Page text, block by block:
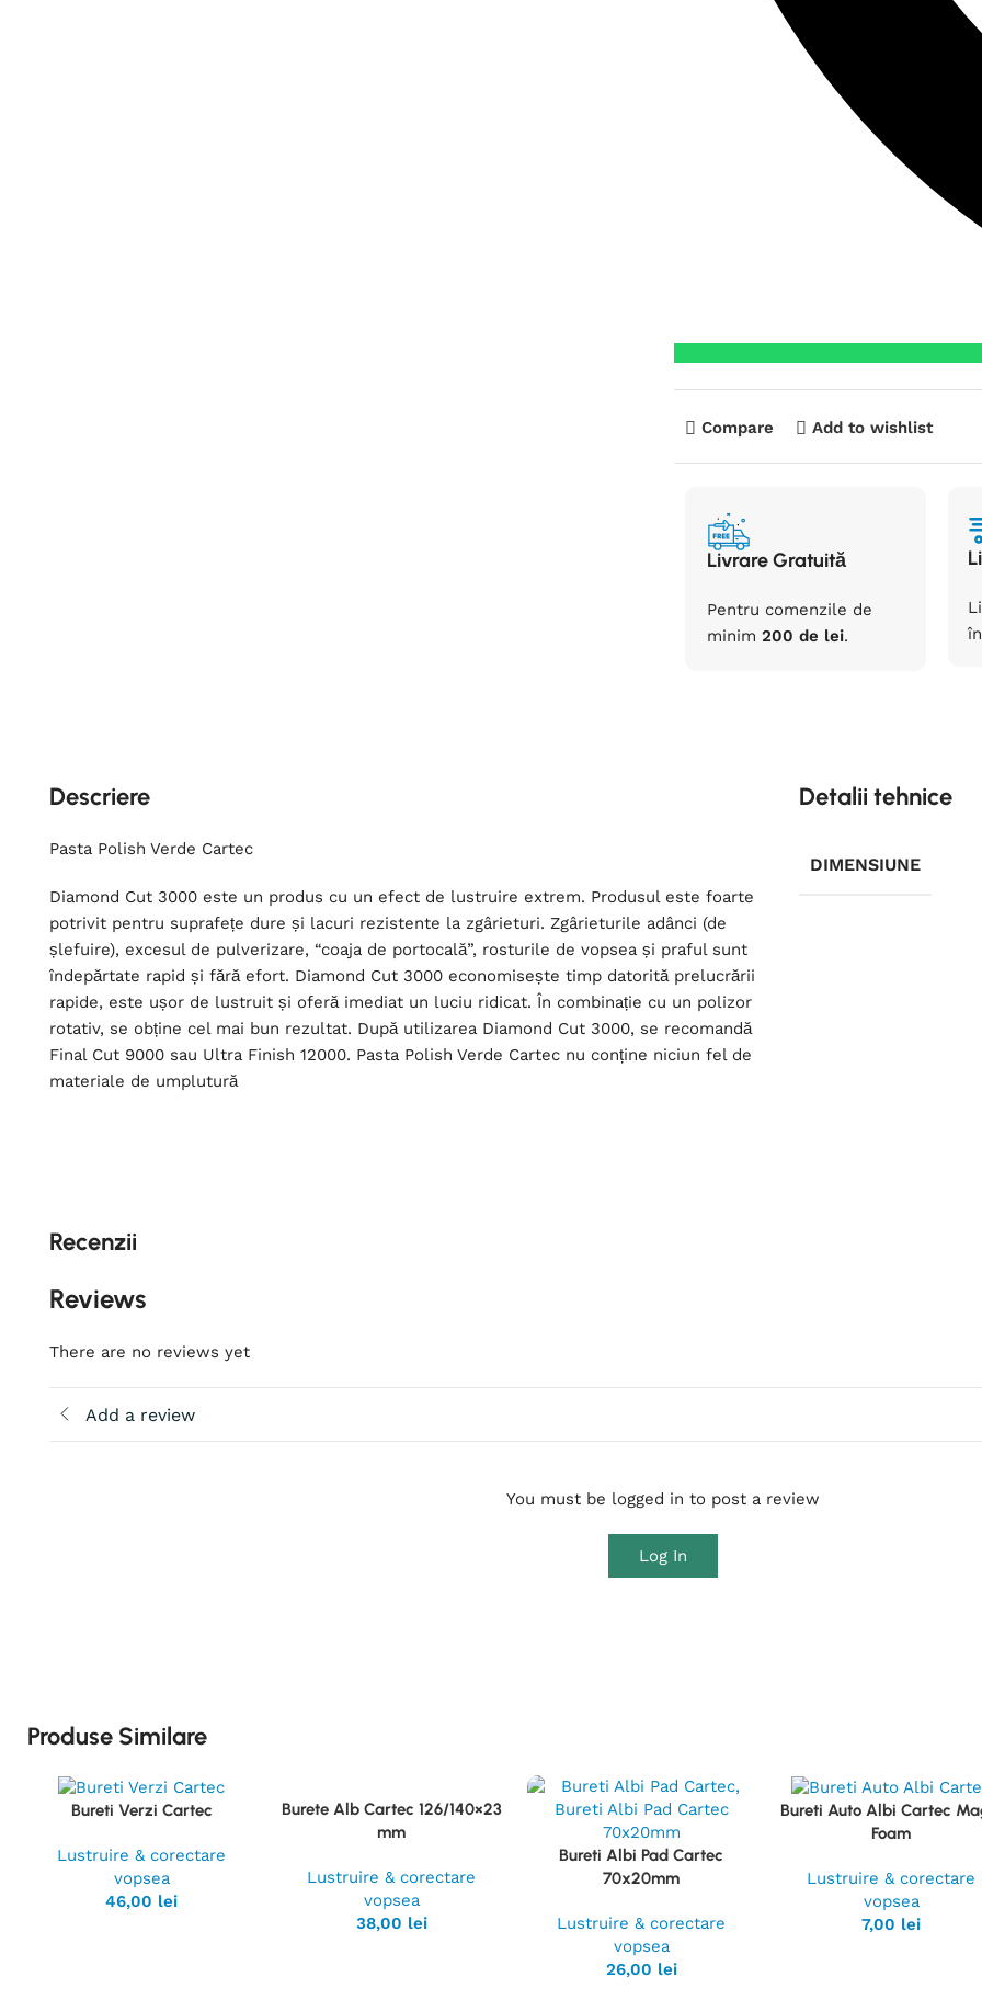
Compare Add to wishlist
Livrare Gratuită
Pentru comenzile de
minim 200 de lei.
în
Descriere
Pasta Polish Verde Cartec
Diamond Cut 3000 este un produs cu un efect de lustruire extrem. Produsul este foarte
potrivit pentru suprafețe dure și lacuri rezistente la zgârieturi. Zgârieturile adânci (de
șlefuire), excesul de pulverizare, “coaja de portocală”, rosturile de vopsea și praful sunt
îndepărtate rapid și fără efort. Diamond Cut 3000 economisește timp datorită prelucrării
rapide, este ușor de lustruit și oferă imediat un luciu ridicat. În combinație cu un polizor
rotativ, se obține cel mai bun rezultat. După utilizarea Diamond Cut 3000, se recomandă
Final Cut 9000 sau Ultra Finish 12000. Pasta Polish Verde Cartec nu conține niciun fel de
materiale de umplutură
Detalii tehnice
DIMENSIUNE
Recenzii
Reviews
There are no reviews yet
Add a review
You must be logged in to post a review
Log In
Produse Similare
Vezi
Bureti Verzi Cartec
Lustruire & corectare
vopsea
46,00 lei
Vezi
Burete Alb Cartec 126/140×23
mm
Lustruire & corectare
vopsea
38,00 lei
Vezi
Produsul
Bureti Albi Pad Cartec
70x20mm
Lustruire & corectare
vopsea
26,00 lei
Vezi
Bureti Auto Albi Cartec
Foam
Lustruire & corectare
vopsea
7,00 lei